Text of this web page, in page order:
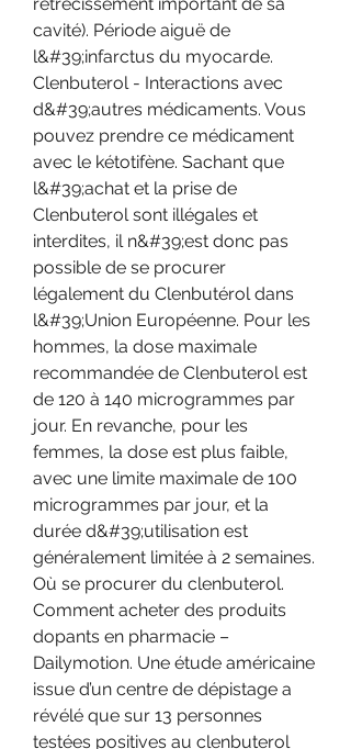
cavité). Période aiguë de
l&#39;infarctus du myocarde.
Clenbuterol - Interactions avec
d&#39;autres médicaments. Vous
pouvez prendre ce médicament
avec le kétotifène. Sachant que
l&#39;achat et la prise de
Clenbuterol sont illégales et
interdites, il n&#39;est donc pas
possible de se procurer
légalement du Clenbutérol dans
l&#39;Union Européenne. Pour les
hommes, la dose maximale
recommandée de Clenbuterol est
de 120 à 140 microgrammes par
jour. En revanche, pour les
femmes, la dose est plus faible,
avec une limite maximale de 100
microgrammes par jour, et la
durée d&#39;utilisation est
généralement limitée à 2 semaines.
Où se procurer du clenbuterol.
Comment acheter des produits
dopants en pharmacie –
Dailymotion. Une étude américaine
issue d’un centre de dépistage a
révélé que sur 13 personnes
testées positives au clenbuterol